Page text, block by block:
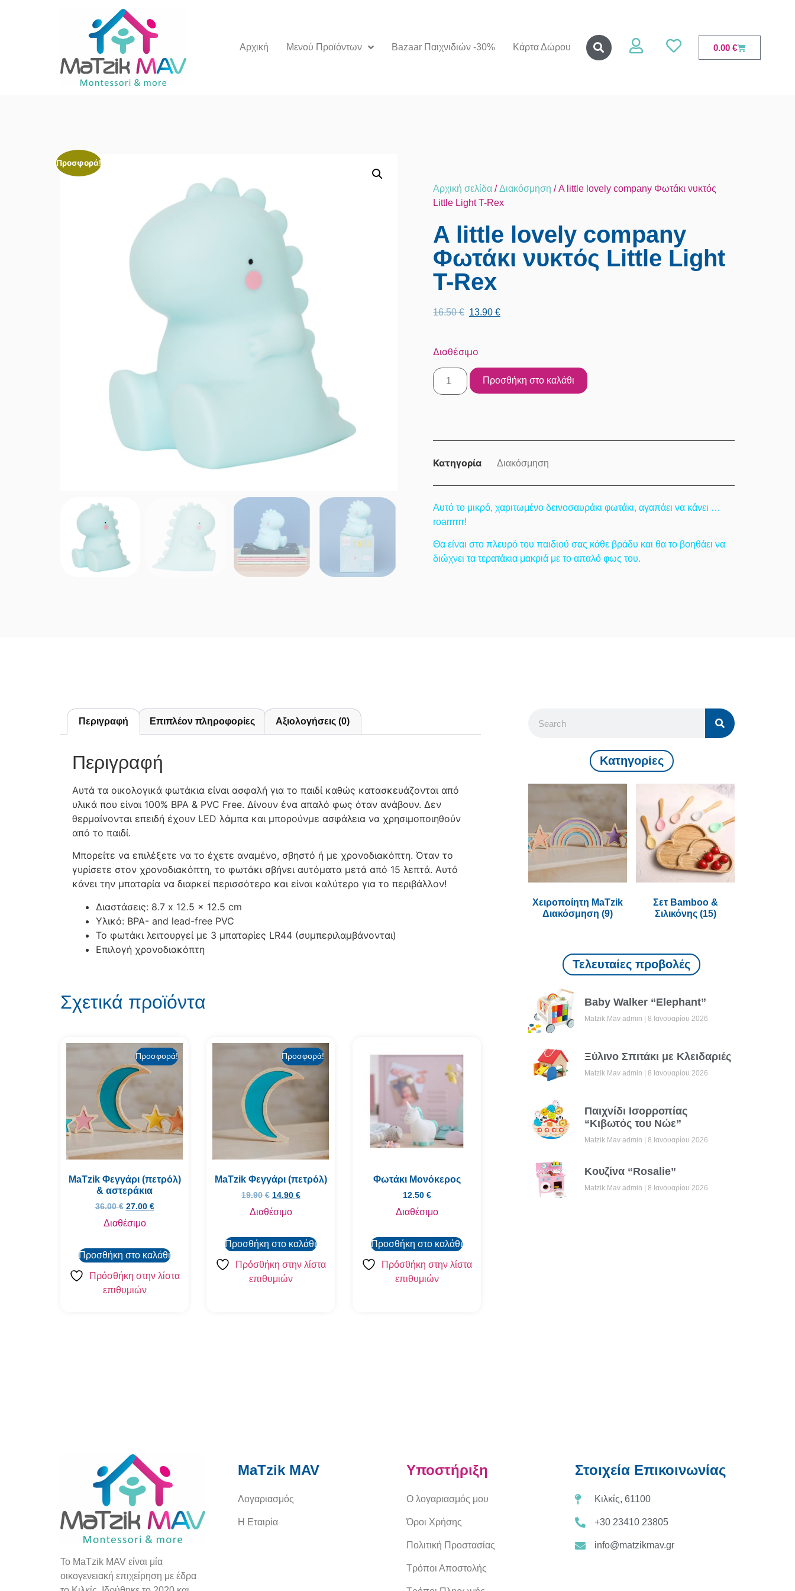
Αρχική Μενού Προϊόντων Bazaar Παιχνιδιών -30% Kάρτα Δώρου 0.00 €
Προσφορά!
Αρχική σελίδα /Διακόσμηση / A little lovely company Φωτάκι νυκτός
Little Light T-Rex
A little lovely company
Φωτάκι νυκτός Little Light
T-Rex
16.50€ 13.90 €
Διαθέσιμο
Προσθήκη στο καλάθι
Κατηγορία Διακόσμηση
Αυτό το μικρό, χαριτωμένο δεινοσαυράκι φωτάκι, αγαπάει να κάνει …
roarrrrrr!
Θα είναι στο πλευρό του παιδιού σας κάθε βράδυ και θα το βοηθάει να
διώχνει τα τερατάκια μακριά με το απαλό φως του.
Περιγραφή Επιπλέον πληροφορίες Αξιολογήσεις (0)
Περιγραφή
Αυτά τα οικολογικά φωτάκια είναι ασφαλή για το παιδί καθώς κατασκευάζονται από
υλικά που είναι 100% BPA & PVC Free. Δίνουν ένα απαλό φως όταν ανάβουν. Δεν
θερμαίνονται επειδή έχουν LED λάμπα και μπορούνμε ασφάλεια να χρησιμοποιηθούν
από το παιδί.
Μπορείτε να επιλέξετε να το έχετε αναμένο, σβηστό ή με χρονοδιακόπτη. Όταν το
γυρίσετε στον χρονοδιακόπτη, το φωτάκι σβήνει αυτόματα μετά από 15 λεπτά. Αυτό
κάνει την μπαταρία να διαρκεί περισσότερο και είναι καλύτερο για το περιβάλλον!
Διαστάσεις: 8.7 x 12.5 x 12.5 cm
Υλικό: BPA- and lead-free PVC
Το φωτάκι λειτουργεί με 3 μπαταρίες LR44 (συμπεριλαμβάνονται)
Επιλογή χρονοδιακόπτη
Σχετικά προϊόντα
Προσφορά!
MaTzik Φεγγάρι (πετρόλ)
& αστεράκια
36.00€ 27.00 €
Διαθέσιμο
Προσθήκη στο καλάθι
Πρόσθήκη στην λίστα
επιθυμιών
Προσφορά!
MaTzik Φεγγάρι (πετρόλ)
19.90€ 14.90 €
Διαθέσιμο
Προσθήκη στο καλάθι
Πρόσθήκη στην λίστα
επιθυμιών
Φωτάκι Μονόκερος
12.50 €
Διαθέσιμο
Προσθήκη στο καλάθι
Πρόσθήκη στην λίστα
επιθυμιών
Kατηγορίες
Χειροποίητη MaTzik
Διακόσμηση (9)
Σετ Bamboo &
Σιλικόνης (15)
Τελευταίες προβολές
Baby Walker “Elephant”
Matzik Mav admin 8 Ιανουαρίου 2026
Ξύλινο Σπιτάκι με Κλειδαριές
Matzik Mav admin 8 Ιανουαρίου 2026
Παιχνίδι Ισορροπίας
“Κιβωτός του Νώε”
Matzik Mav admin 8 Ιανουαρίου 2026
Κουζίνα “Rosalie”
Matzik Mav admin 8 Ιανουαρίου 2026
To MaTzik MAV είναι μία
οικογενειακή επιχείρηση με έδρα
MaTzik MAV
Λογαριασμός
Η Εταιρία
Υποστήριξη
Ο λογαριασμός μου
Όροι Χρήσης
Πολιτική Προστασίας
Τρόποι Αποστολής
Στοιχεία Επικοινωνίας
Κιλκίς, 61100
+30 23410 23805
info@matzikmav.gr